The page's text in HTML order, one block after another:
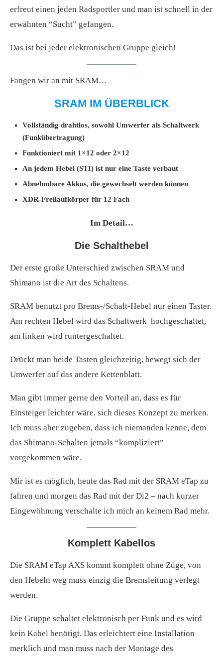
erfreut einen jeden Radsportler und man ist schnell in der
erwähnten “Sucht” gefangen.
Das ist bei jeder elektronischen Gruppe gleich!
Fangen wir an mit SRAM…
SRAM IM ÜBERBLICK
Vollständig drahtlos, sowohl Umwerfer als Schaltwerk
(Funkübertragung)
Funktioniert mit 1×12 oder 2×12
An jedem Hebel (STI) ist nur eine Taste verbaut
Abnehmbare Akkus, die gewechselt werden können
XDR-Freilaufkörper für 12 Fach
Im Detail…
Die Schalthebel
Der erste große Unterschied zwischen SRAM und
Shimano ist die Art des Schaltens.
SRAM benutzt pro Brems-/Schalt-Hebel nur einen Taster.
Am rechten Hebel wird das Schaltwerk hochgeschaltet,
am linken wird runtergeschaltet.
Drückt man beide Tasten gleichzeitig, bewegt sich der
Umwerfer auf das andere Kettenblatt.
Man gibt immer gerne den Vorteil an, dass es für
Einsteiger leichter wäre, sich dieses Konzept zu merken.
Ich muss aber zugeben, dass ich niemanden kenne, dem
das Shimano-Schalten jemals “kompliziert”
vorgekommen wäre.
Mir ist es möglich, heute das Rad mit der SRAM eTap zu
fahren und morgen das Rad mit der Di2 – nach kurzer
Eingewöhnung verschalte ich mich an keinem Rad mehr.
Komplett Kabellos
Die SRAM eTap AXS kommt komplett ohne Züge, von
den Hebeln weg muss einzig die Bremsleitung verlegt
werden.
Die Gruppe schaltet elektronisch per Funk und es wird
kein Kabel benötigt. Das erleichtert eine Installation
merklich und man muss nach der Montage des